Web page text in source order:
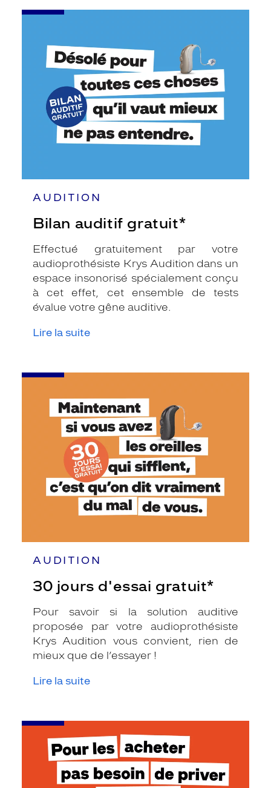
AUDITION
Bilan auditif gratuit*
Effectué gratuitement par votre
audioprothésiste Krys Audition dans un
espace insonorisé spécialement conçu
à cet effet, cet ensemble de tests
évalue votre gêne auditive.
Lire la suite
-
gratuit*
AUDITION
30 jours d'essai gratuit*
Pour savoir si la solution auditive
proposée par votre audioprothésiste
Krys Audition vous convient, rien de
mieux que de l’essayer !
Lire la suite
-
-
100%
Santé
Audition